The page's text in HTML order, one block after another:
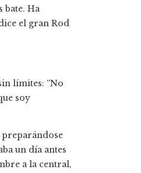
bate. Ha
el gran Rod
límites: “No
soy
preparándose
un día antes
a la central,